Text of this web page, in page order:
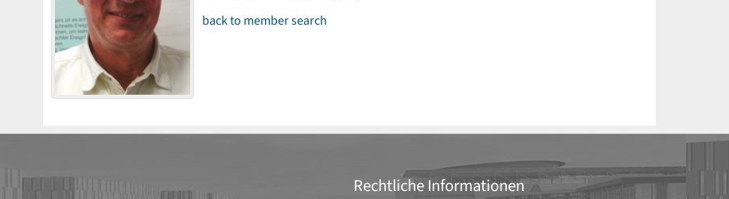
back to member search
Rechtliche Informationen